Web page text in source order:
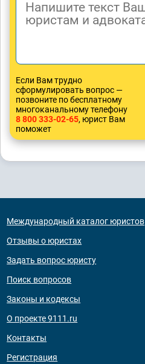
Если Вам трудно
сформулировать вопрос —
позвоните по бесплатному
многоканальному телефону
8 800 333-02-65, юрист Вам
поможет
Международный каталог юристов
Отзывы о юристах
Задать вопрос юристу
Поиск вопросов
Законы и кодексы
О проекте 9111.ru
Контакты
Регистрация